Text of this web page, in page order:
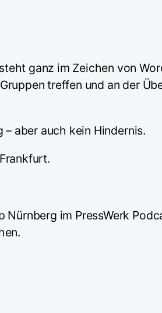
ganz im Zeichen von
treffen und an der
aber auch kein Hindernis.
im PressWerk